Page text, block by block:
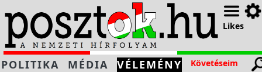
Likes
POLITIKA MÉDIA VÉLEMÉNY Követéseim